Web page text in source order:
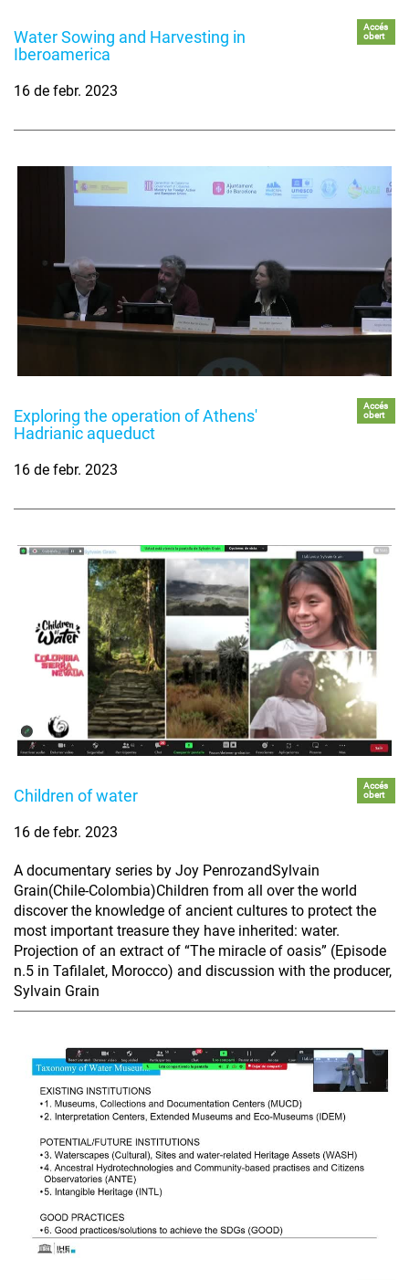
Water Sowing and Harvesting in
Iberoamerica
Accés
obert
16 de febr. 2023
Exploring the operation of Athens'
Hadrianic aqueduct
Accés
obert
16 de febr. 2023
Children of water
Accés
obert
16 de febr. 2023
A documentary series by Joy PenrozandSylvain
Grain(Chile-Colombia)Children from all over the world
discover the knowledge of ancient cultures to protect the
most important treasure they have inherited: water.
Projection of an extract of “The miracle of oasis” (Episode
n.5 in Tafilalet, Morocco) and discussion with the producer,
Sylvain Grain